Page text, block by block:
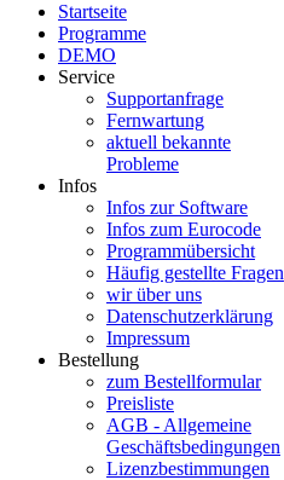
Startseite
Programme
DEMO
Service
Supportanfrage
Fernwartung
aktuell bekannte
Probleme
Infos
Infos zur Software
Infos zum Eurocode
Programmübersicht
Häufig gestellte Fragen
wir über uns
Datenschutzerklärung
Impressum
Bestellung
zum Bestellformular
Preisliste
AGB - Allgemeine
Geschäftsbedingungen
Lizenzbestimmungen